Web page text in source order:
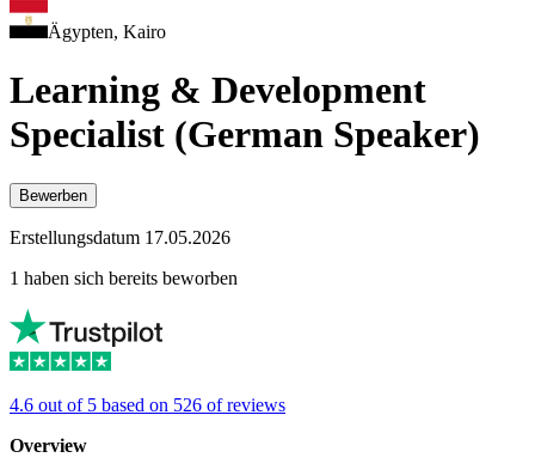
Ägypten, Kairo
Learning & Development
Specialist (German Speaker)
Bewerben
Erstellungsdatum 17.05.2026
1 haben sich bereits beworben
4.6 out of 5 based on 526 of reviews
Overview